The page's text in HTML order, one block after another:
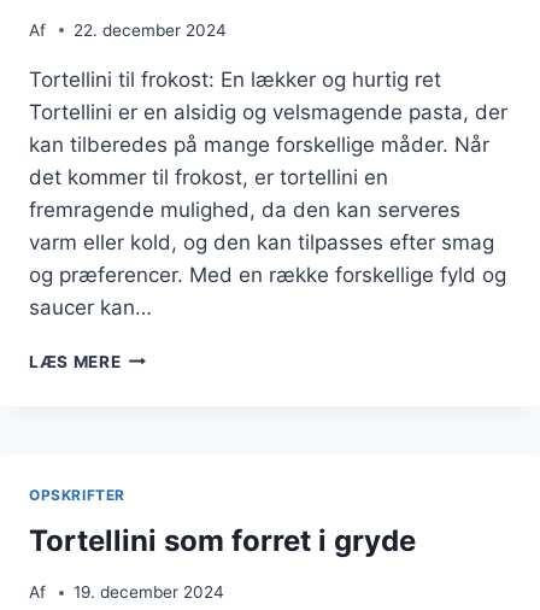
Af 22. december 2024
Tortellini til frokost: En lækker og hurtig ret
Tortellini er en alsidig og velsmagende pasta, der
kan tilberedes på mange forskellige måder. Når
det kommer til frokost, er tortellini en
fremragende mulighed, da den kan serveres
varm eller kold, og den kan tilpasses efter smag
og præferencer. Med en række forskellige fyld og
saucer kan…
LÆS MERETORTELLINI
OPSKRIFTER
Tortellini som forret i gryde
Af 19. december 2024